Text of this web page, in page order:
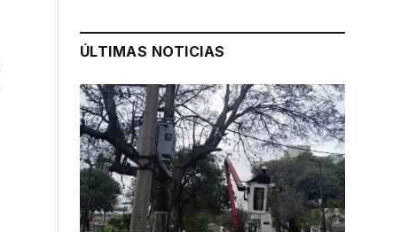
ÚLTIMAS NOTICIAS